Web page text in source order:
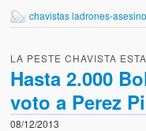
chavistas ladrones-
LA PESTE CHAVISTA
Hasta 2.000
voto a Perez
08/12/2013